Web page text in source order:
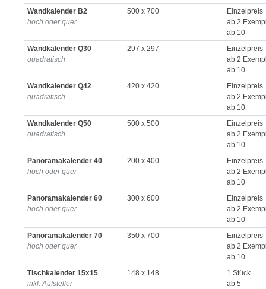
Wandkalender B2
hoch oder quer
500 x 700
Einzelpreis
ab 2
ab 10
Wandkalender Q30
quadratisch
297 x 297
Einzelpreis
ab 2
ab 10
Wandkalender Q42
quadratisch
420 x 420
Einzelpreis
ab 2
ab 10
Wandkalender Q50
quadratisch
500 x 500
Einzelpreis
ab 2
ab 10
Panoramakalender 40
hoch oder quer
200 x 400
Einzelpreis
ab 2
ab 10
Panoramakalender 60
hoch oder quer
300 x 600
Einzelpreis
ab 2
ab 10
Panoramakalender 70
hoch oder quer
350 x 700
Einzelpreis
ab 2
ab 10
Tischkalender 15x15
inkl. Aufsteller
148 x 148
1 Stück
ab 5